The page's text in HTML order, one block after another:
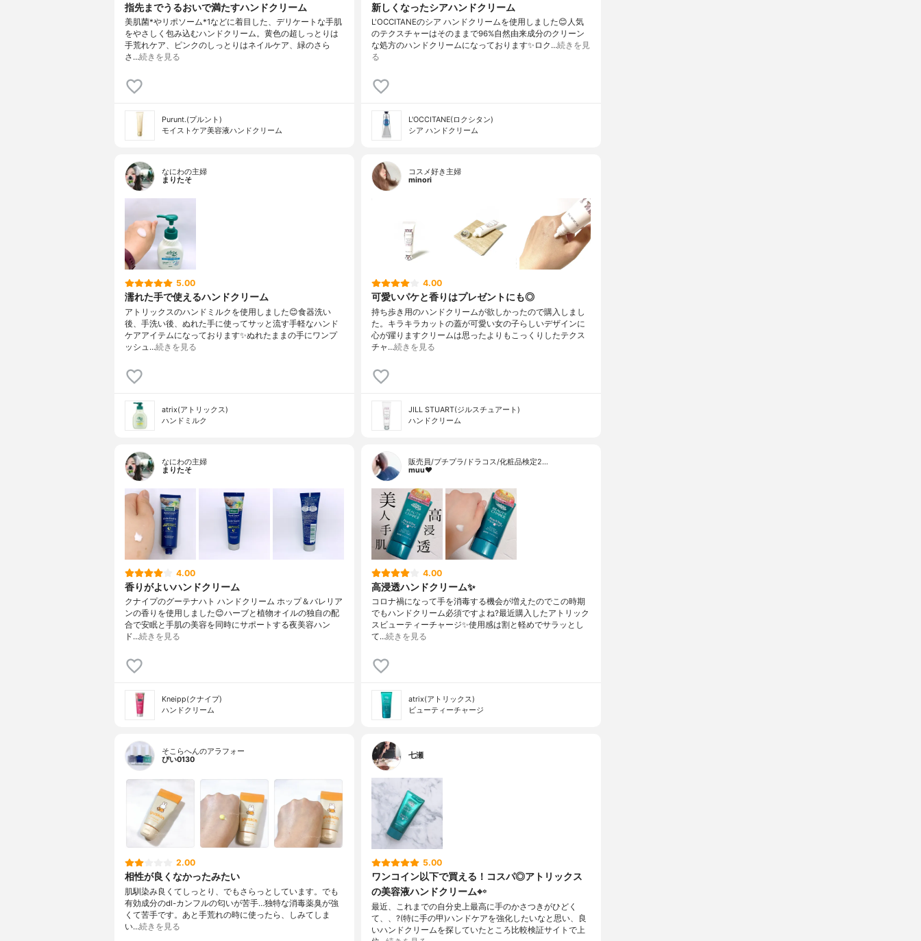
指先までうるおいで満たすハンドクリーム
美肌菌*やリポソーム*1などに着目した、デリケートな手肌
をやさしく包み込むハンドクリーム。黄色の超しっとりは
手荒れケア、ピンクのしっとりはネイルケア、緑のさら
さ…続きを見る
Purunt.(プルント)
モイストケア美容液ハンドクリーム
新しくなったシアハンドクリーム
L'OCCITANEのシア ハンドクリームを使用しました😊人気
のテクスチャーはそのままで96%自然由来成分のクリーン
な処方のハンドクリームになっております✨ロク…続きを見
る
L'OCCITANE(ロクシタン)
シア ハンドクリーム
なにわの主婦
まりたそ
5.00
濡れた手で使えるハンドクリーム
アトリックスのハンドミルクを使用しました😊食器洗い
後、手洗い後、ぬれた手に使ってサッと流す手軽なハンド
ケアアイテムになっております✨ぬれたままの手にワンプ
ッシュ…続きを見る
atrix(アトリックス)
ハンドミルク
コスメ好き主婦
minori
4.00
可愛いパケと香りはプレゼントにも◎
持ち歩き用のハンドクリームが欲しかったので購入しまし
た。キラキラカットの蓋が可愛い女の子らしいデザインに
心が躍りますクリームは思ったよりもこっくりしたテクス
チャ…続きを見る
JILL STUART(ジルスチュアート)
ハンドクリーム
なにわの主婦
まりたそ
4.00
香りがよいハンドクリーム
クナイプのグーテナハト ハンドクリーム ホップ＆バレリア
ンの香りを使用しました😊ハーブと植物オイルの独自の配
合で安眠と手肌の美容を同時にサポートする夜美容ハン
ド…続きを見る
Kneipp(クナイプ)
ハンドクリーム
販売員/プチプラ/ドラコス/化粧品検定2…
muu❤︎
4.00
高浸透ハンドクリーム✨
コロナ禍になって手を消毒する機会が増えたのでこの時期
でもハンドクリーム必須ですよね?最近購入したアトリック
スビューティーチャージ✨使用感は割と軽めでサラッとし
て…続きを見る
atrix(アトリックス)
ビューティーチャージ
そこらへんのアラフォー
ぴい0130
2.00
相性が良くなかったみたい
肌馴染み良くてしっとり、でもさらっとしています。でも
有効成分のdl-カンフルの匂いが苦手…独特な消毒薬臭が強
くて苦手です。あと手荒れの時に使ったら、しみてしま
い…続きを見る
七瀬
5.00
ワンコイン以下で買える！コスパ◎アトリックス
の美容液ハンドクリーム⌖꙳
最近、これまでの自分史上最高に手のかさつきがひどく
て、、?(特に手の甲)ハンドケアを強化したいなと思い、良
いハンドクリームを探していたところ比較検証サイトで上